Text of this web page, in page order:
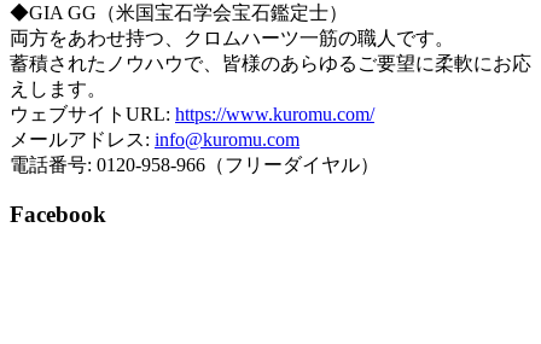
◆GIA GG（米国宝石学会宝石鑑定士）
両方をあわせ持つ、クロムハーツ一筋の職人です。
蓄積されたノウハウで、皆様のあらゆるご要望に柔軟にお応
えします。
ウェブサイトURL: https://www.kuromu.com/
メールアドレス: info@kuromu.com
電話番号: 0120-958-966（フリーダイヤル）
Facebook